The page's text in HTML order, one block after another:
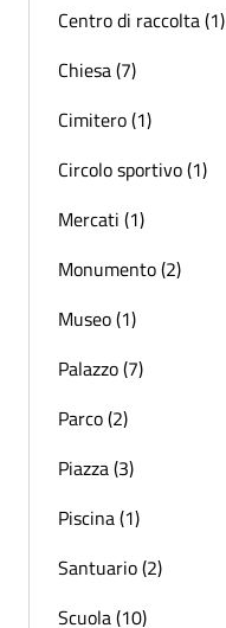
Centro di raccolta (1)
Chiesa (7)
Cimitero (1)
Circolo sportivo (1)
Mercati (1)
Monumento (2)
Museo (1)
Palazzo (7)
Parco (2)
Piazza (3)
Piscina (1)
Santuario (2)
Scuola (10)